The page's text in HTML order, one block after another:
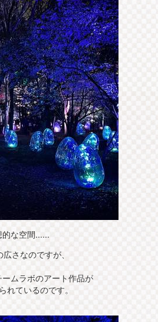
な空間......
さなのですが、
ムラボのアート作品が
れているのです。